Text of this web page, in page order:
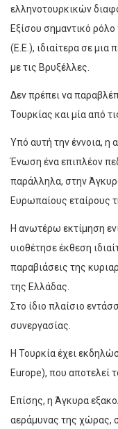
ελληνοτουρκικών
Εξίσου σημαντικό
(Ε.Ε.), ιδιαίτερα σε μια
με τις Βρυξέλλες.
Δεν πρέπει να
Τουρκίας και μία από
Υπό αυτή την έννοια, η
Ένωση ένα επιπλέον
παράλληλα, στην
Ευρωπαίους εταίρους
Η ανωτέρω εκτίμηση
υιοθέτησε έκθεση
παραβιάσεις της
της Ελλάδας.
Στο ίδιο πλαίσιο
συνεργασίας.
Η Τουρκία έχει
Europe), που αποτελεί
Επίσης, η Άγκυρα
αεράμυνας της χώρας,